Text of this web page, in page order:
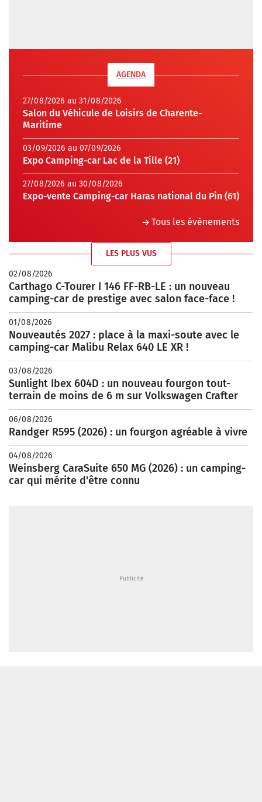
AGENDA
27/08/2026 au 31/08/2026
Salon du Véhicule de Loisirs de Charente-
Maritime
03/09/2026 au 07/09/2026
Expo Camping-car Lac de la Tille (21)
27/08/2026 au 30/08/2026
Expo-vente Camping-car Haras national du Pin (61)
Tous les évènements
LES PLUS VUS
02/08/2026
Carthago C-Tourer I 146 FF-RB-LE : un nouveau
camping-car de prestige avec salon face-face !
01/08/2026
Nouveautés 2027 : place à la maxi-soute avec le
camping-car Malibu Relax 640 LE XR !
03/08/2026
Sunlight Ibex 604D : un nouveau fourgon tout-
terrain de moins de 6 m sur Volkswagen Crafter
06/08/2026
Randger R595 (2026) : un fourgon agréable à vivre
04/08/2026
Weinsberg CaraSuite 650 MG (2026) : un camping-
car qui mérite d'être connu